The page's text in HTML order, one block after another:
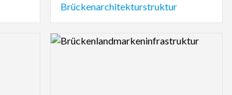
Brückenarchitekturstruktur
Logo Preview Image